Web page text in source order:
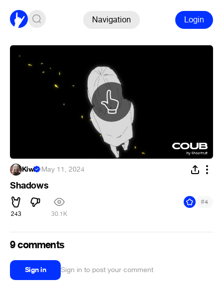
Navigation Login
Kiwi ·May 11, 2024
Shadows
243 30.1K
#4
9 comments
Sign in Sign in to post your comment